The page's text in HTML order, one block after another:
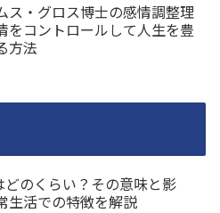
ス・グロス博士の感情調整理
をコントロールして人生を豊
方法
どのくらい？その意味と影
生活での特徴を解説